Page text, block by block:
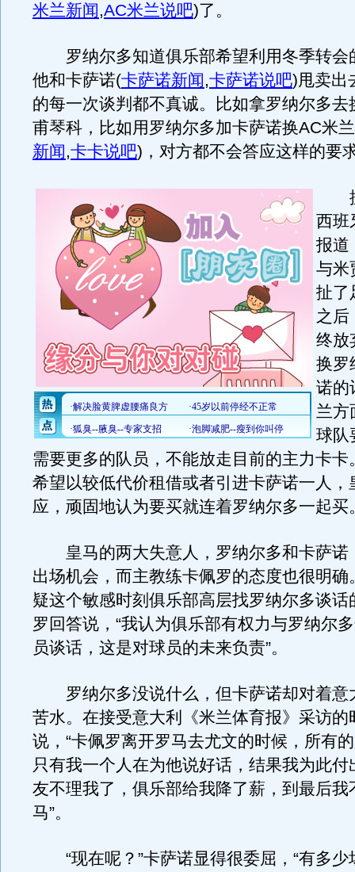
米兰新闻,AC米兰说吧)了。
罗纳尔多知道俱乐部希望利用冬季转会
他和卡萨诺(卡萨诺新闻,卡萨诺说吧)甩卖出
的每一次谈判都不真诚。比如拿罗纳尔多去
甫琴科，比如用罗纳尔多加卡萨诺换AC米
新闻,卡卡说吧) ，对方都不会答应这样的要
据
西班
报道
与米
扯了
之后
终放
换罗
诺的
兰方
球队
需要更多的队员，不能放走目前的主力卡卡
希望以较低代价租借或者引进卡萨诺一人，
应，顽固地认为要买就连着罗纳尔多一起买
皇马的两大失意人，罗纳尔多和卡萨诺
出场机会，而主教练卡佩罗的态度也很明确
疑这个敏感时刻俱乐部高层找罗纳尔多谈话
罗回答说，“我认为俱乐部有权力与罗纳尔
员谈话，这是对球员的未来负责”。
罗纳尔多没说什么，但卡萨诺却对着意
苦水。在接受意大利《米兰体育报》采访的
说，“卡佩罗离开罗马去尤文的时候，所有
只有我一个人在为他说好话，结果我为此付
友不理我了，俱乐部给我降了薪，到最后我
马”。
“现在呢？”卡萨诺显得很委屈，“有多少